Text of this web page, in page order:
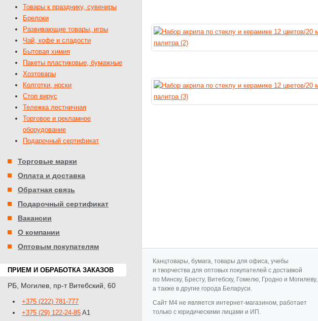
Товары к празднику, сувениры
Брелоки
Развивающие товары, игры
Чай, кофе и сладости
Бытовая химия
Пакеты пластиковые, бумажные
Хозтовары
Колготки, носки
Стоп вирус
Тележка лестничная
Торговое и рекламное
оборудование
Подарочный сертификат
Торговые марки
Оплата и доставка
Обратная связь
Подарочный сертификат
Вакансии
О компании
Оптовым покупателям
ПРИЕМ И ОБРАБОТКА ЗАКАЗОВ
РБ Могилев пр-т Витебский, 60
+375 (222) 781-777
+375 (29) 122-24-85 A1
Канцтовары, бумага, товары для офиса, учебы
и творчества для оптовых покупателей с доставкой
по Минску, Бресту, Витебску, Гомелю, Гродно и Могилеву,
а также в другие города Беларуси.
Cайт M4 не является интернет-магазином, работает
только с юридическими лицами и ИП.